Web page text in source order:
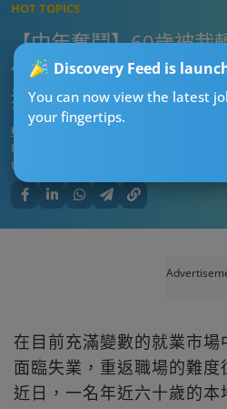
Discovery Feed is
You can now view the latest
your fingertips.
HOT TOPICS
【中年奮鬥】60歲被裁
個月考保安失敗 1個原
獲網民力撐
CTgoodjobs’ Editor
Published:
Updated:
在目前充滿變數的就業市
面臨失業，重返職場的難度
近日，一名年近六十歲的本